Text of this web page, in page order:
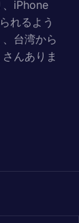
、iPhone
れるよう
台湾から
んありま